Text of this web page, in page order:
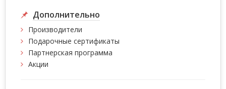
Дополнительно
Производители
Подарочные сертификаты
Партнерская программа
Акции